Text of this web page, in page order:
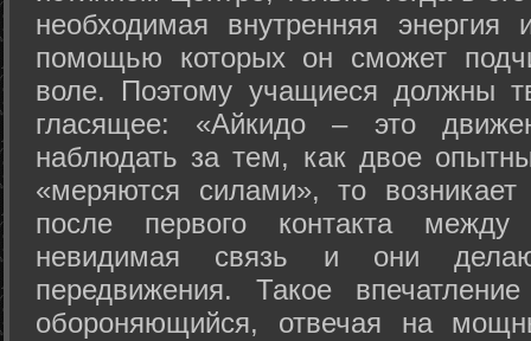
необходимая внутренняя
помощью которых он сможет
воле. Поэтому учащиеся должны
гласящее: «Айкидо – это
наблюдать за тем, как двое
«меряются силами», то возникает
после первого контакта
невидимая связь и они
передвижения. Такое
обороняющийся, отвечая на